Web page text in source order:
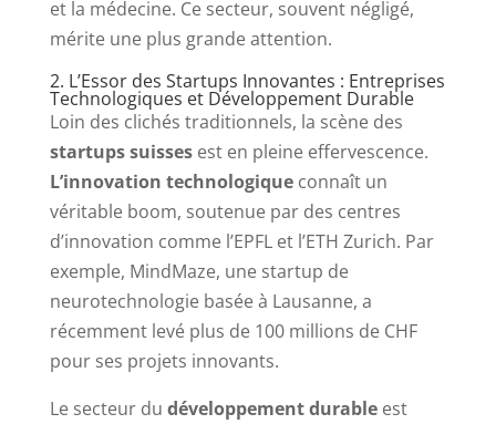
et la médecine. Ce secteur, souvent négligé,
mérite une plus grande attention.
2. L’Essor des Startups Innovantes : Entreprises
Technologiques et Développement Durable
Loin des clichés traditionnels, la scène des
startups suissesest en pleine effervescence.
L’innovation technologiqueconnaît un
véritable boom, soutenue par des centres
d’innovation comme l’EPFL et l’ETH Zurich. Par
exemple, MindMaze, une startup de
neurotechnologie basée à Lausanne, a
récemment levé plus de 100 millions de CHF
pour ses projets innovants.
Le secteur du développement durableest